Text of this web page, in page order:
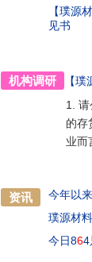
【璞源
见书
机构调研 【璞
1.
的存
业而
资讯 今年以来
璞源材
今日864